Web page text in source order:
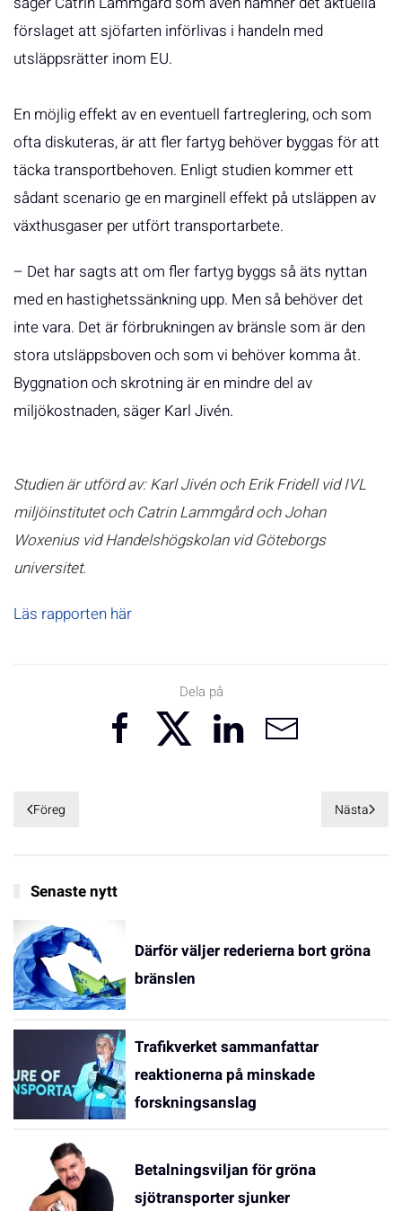
förslaget att sjöfarten införlivas i handeln med
utsläppsrätter inom EU.
En möjlig effekt av en eventuell fartreglering, och som
ofta diskuteras, är att fler fartyg behöver byggas för att
täcka transportbehoven. Enligt studien kommer ett
sådant scenario ge en marginell effekt på utsläppen av
växthusgaser per utfört transportarbete.
– Det har sagts att om fler fartyg byggs så äts nyttan
med en hastighetssänkning upp. Men så behöver det
inte vara. Det är förbrukningen av bränsle som är den
stora utsläppsboven och som vi behöver komma åt.
Byggnation och skrotning är en mindre del av
miljökostnaden, säger Karl Jivén.
Studien är utförd av: Karl Jivén och Erik Fridell vid IVL
miljöinstitutet och Catrin Lammgård och Johan
Woxenius vid Handelshögskolan vid Göteborgs
universitet.
Läs rapporten här
Dela på
Föreg Nästa
Senaste nytt
Därför väljer rederierna bort gröna
bränslen
Trafikverket sammanfattar
reaktionerna på minskade
forskningsanslag
Betalningsviljan för gröna
sjötransporter sjunker